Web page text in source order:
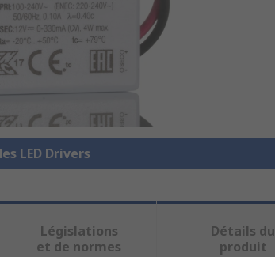
LED Drivers
Législations
et de normes
Détails du
produit